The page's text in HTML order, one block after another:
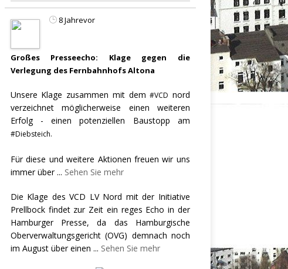
8 Jahrevor
Großes Presseecho: Klage gegen die
Verlegung des Fernbahnhofs Altona
Unsere Klage zusammen mit dem#VCD nord
verzeichnet möglicherweise einen weiteren
Erfolg - einen potenziellen Baustopp am
#Diebsteich.
Für diese und weitere Aktionen freuen wir uns
immer über... Sehen Sie mehr
Die Klage des VCD LV Nord mit der Initiative
Prellbock findet zur Zeit ein reges Echo in der
Hamburger Presse, da das Hamburgische
Oberverwaltungsgericht (OVG) demnach noch
im August über einen ... Sehen Sie mehr